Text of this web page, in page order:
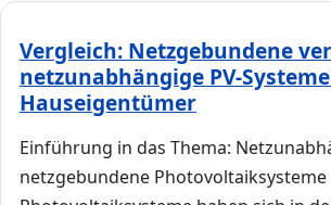
Vergleich: Netzgebundene
netzunabhängige PV-
Hauseigentümer
Einführung in das Thema:
netzgebundene Photovoltaiksysteme